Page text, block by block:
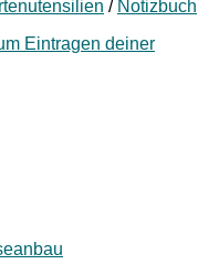
/ Notizbuch
Eintragen deiner